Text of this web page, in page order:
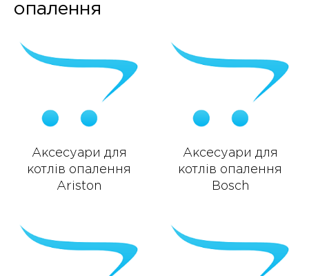
опалення
Аксесуари для
котлів опалення
Ariston
Аксесуари для
котлів опалення
Bosch